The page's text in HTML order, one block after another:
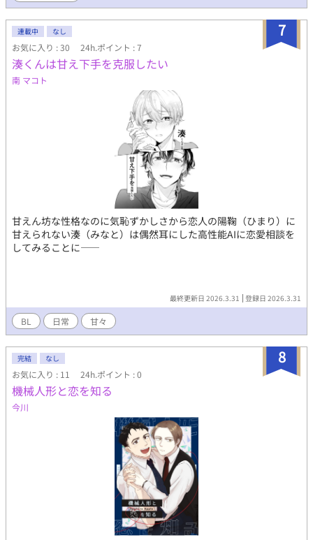
7
連載中 なし
お気に入り : 30 24h.ポイント : 7
湊くんは甘え下手を克服したい
南 マコト
甘えん坊な性格なのに気恥ずかしさから恋人の陽鞠（ひまり）に
甘えられない湊（みなと）は偶然耳にした高性能AIに恋愛相談を
してみることに——
最終更新日 2026.3.31 登録日 2026.3.31
BL 日常 甘々
8
完結 なし
お気に入り : 11 24h.ポイント : 0
機械人形と恋を知る
今川